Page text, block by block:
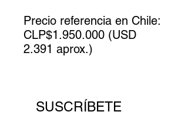
Precio referencia en Chile:
CLP$1.950.000 (USD
2.391 aprox.)
SUSCRÍBETE